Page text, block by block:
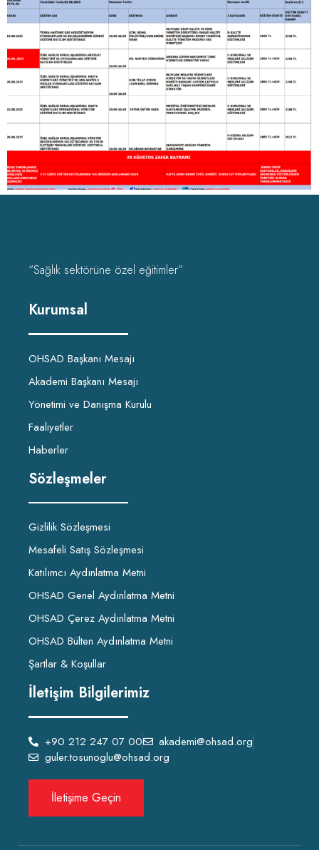
“Sağlık sektörüne özel eğitimler”
Kurumsal
OHSAD Başkanı Mesajı
Akademi Başkanı Mesajı
Yönetimi ve Danışma Kurulu
Faaliyetler
Haberler
Sözleşmeler
Gizlilik Sözleşmesi
Mesafeli Satış Sözleşmesi
Katılımcı Aydınlatma Metni
OHSAD Genel Aydınlatma Metni
OHSAD Çerez Aydınlatma Metni
OHSAD Bülten Aydınlatma Metni
Şartlar & Koşullar
İletişim Bilgilerimiz
+90 212 247 07 00
akademi@ohsad.org
guler.tosunoglu@ohsad.org
İletişime Geçin